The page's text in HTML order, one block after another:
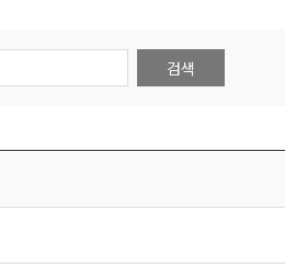
검색